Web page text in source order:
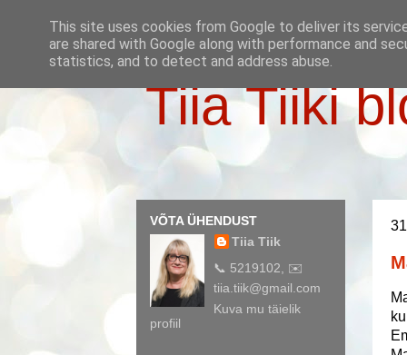
Tiia Tiiki
VÕTA ÜHENDUST
Tiia Tiik
📞 5219102, ✉️
tiia.tiik@gmail.com
Kuva mu täielik
profiil
This site uses cookies from Google to deliver its
are shared with Google along with performance and
statistics, and to detect and address abuse.